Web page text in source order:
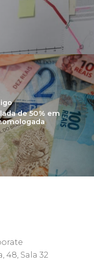
de 50% em
48, Sala 32